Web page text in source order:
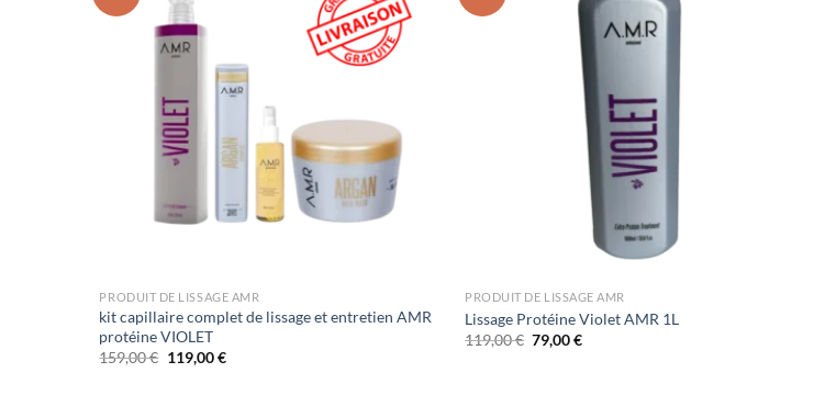
PRODUIT DE LISSAGE AMR
kit capillaire complet de lissage et entretien AMR
protéine VIOLET
159,00€ Le
119,00€Le
PRODUIT DE LISSAGE AMR
Lissage Protéine Violet AMR 1L
119,00€ Le
prix
79,00€Le